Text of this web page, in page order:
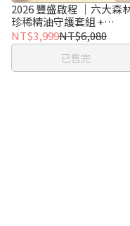
2026 豐盛啟程 ｜六大森
珍稀精油守護套組 +
FEYOND 老師直播
NT$3,999NT$6,080
已售完